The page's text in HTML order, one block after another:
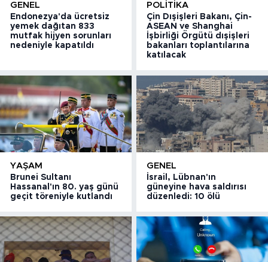
GENEL
Endonezya'da ücretsiz
yemek dağıtan 833
mutfak hijyen sorunları
nedeniyle kapatıldı
POLITIKA
Çin Dışişleri Bakanı, Çin-
ASEAN ve Shanghai
İşbirliği Örgütü dışişleri
bakanları toplantılarına
katılacak
YAŞAM
Brunei Sultanı
Hassanal'ın 80. yaş günü
geçit töreniyle kutlandı
GENEL
İsrail, Lübnan'ın
güneyine hava saldırısı
düzenledi: 10 ölü